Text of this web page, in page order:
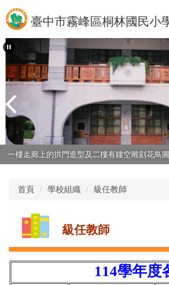
跳
到
要
容
區
臺中市霧峰區桐林國民小
一樓走廊上的拱門造型及二樓有鏤空雕刻花鳥
首頁 學校組織 級任教師
級任教師
114學年度